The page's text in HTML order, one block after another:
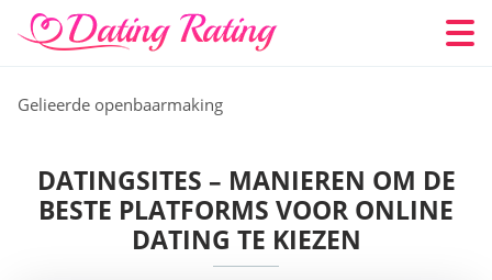
Gelieerde openbaarmaking
DATINGSITES – MANIEREN OM DE
BESTE PLATFORMS VOOR ONLINE
DATING TE KIEZEN